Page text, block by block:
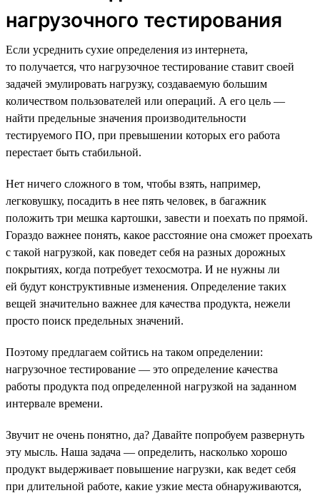
нагрузочного тестирования
Если усреднить сухие определения из интернета,
то получается, что нагрузочное тестирование ставит своей
задачей эмулировать нагрузку, создаваемую большим
количеством пользователей или операций. А его цель —
найти предельные значения производительности
тестируемого ПО, при превышении которых его работа
перестает быть стабильной.
Нет ничего сложного в том, чтобы взять, например,
легковушку, посадить в нее пять человек, в багажник
положить три мешка картошки, завести и поехать по прямой.
Гораздо важнее понять, какое расстояние она сможет проехать
с такой нагрузкой, как поведет себя на разных дорожных
покрытиях, когда потребует техосмотра. И не нужны ли
ей будут конструктивные изменения. Определение таких
вещей значительно важнее для качества продукта, нежели
просто поиск предельных значений.
Поэтому предлагаем сойтись на таком определении:
нагрузочное тестирование — это определение качества
работы продукта под определенной нагрузкой на заданном
интервале времени.
Звучит не очень понятно, да? Давайте попробуем развернуть
эту мысль. Наша задача — определить, насколько хорошо
продукт выдерживает повышение нагрузки, как ведет себя
при длительной работе, какие узкие места обнаруживаются,